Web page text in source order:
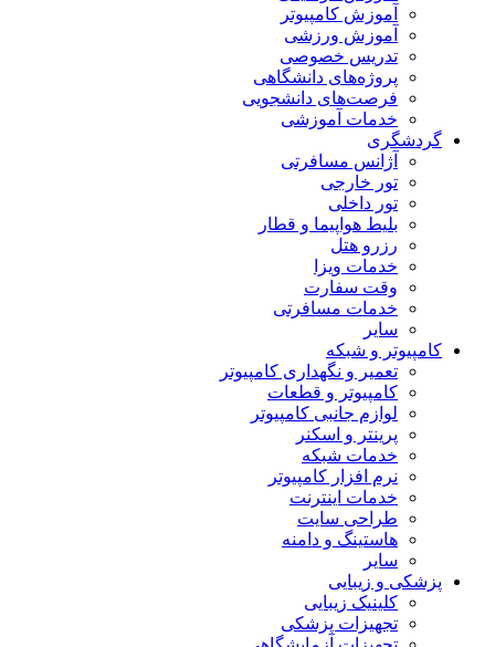
آموزش کامپیوتر
آموزش ورزشی
تدریس خصوصی
پروژه‌های دانشگاهی
فرصت‌های دانشجویی
خدمات آموزشی
گردشگری
آژانس مسافرتی
تور خارجی
تور داخلی
بلیط هواپیما و قطار
رزرو هتل
خدمات ویزا
وقت سفارت
خدمات مسافرتی
سایر
کامپیوتر و شبکه
تعمیر و نگهداری کامپیوتر
کامپیوتر و قطعات
لوازم جانبی کامپیوتر
پرینتر و اسکنر
خدمات شبکه
نرم افزار کامپیوتر
خدمات اینترنت
طراحی سایت
هاستینگ و دامنه
سایر
پزشکی و زیبایی
کلینیک زیبایی
تجهیزات پزشکی